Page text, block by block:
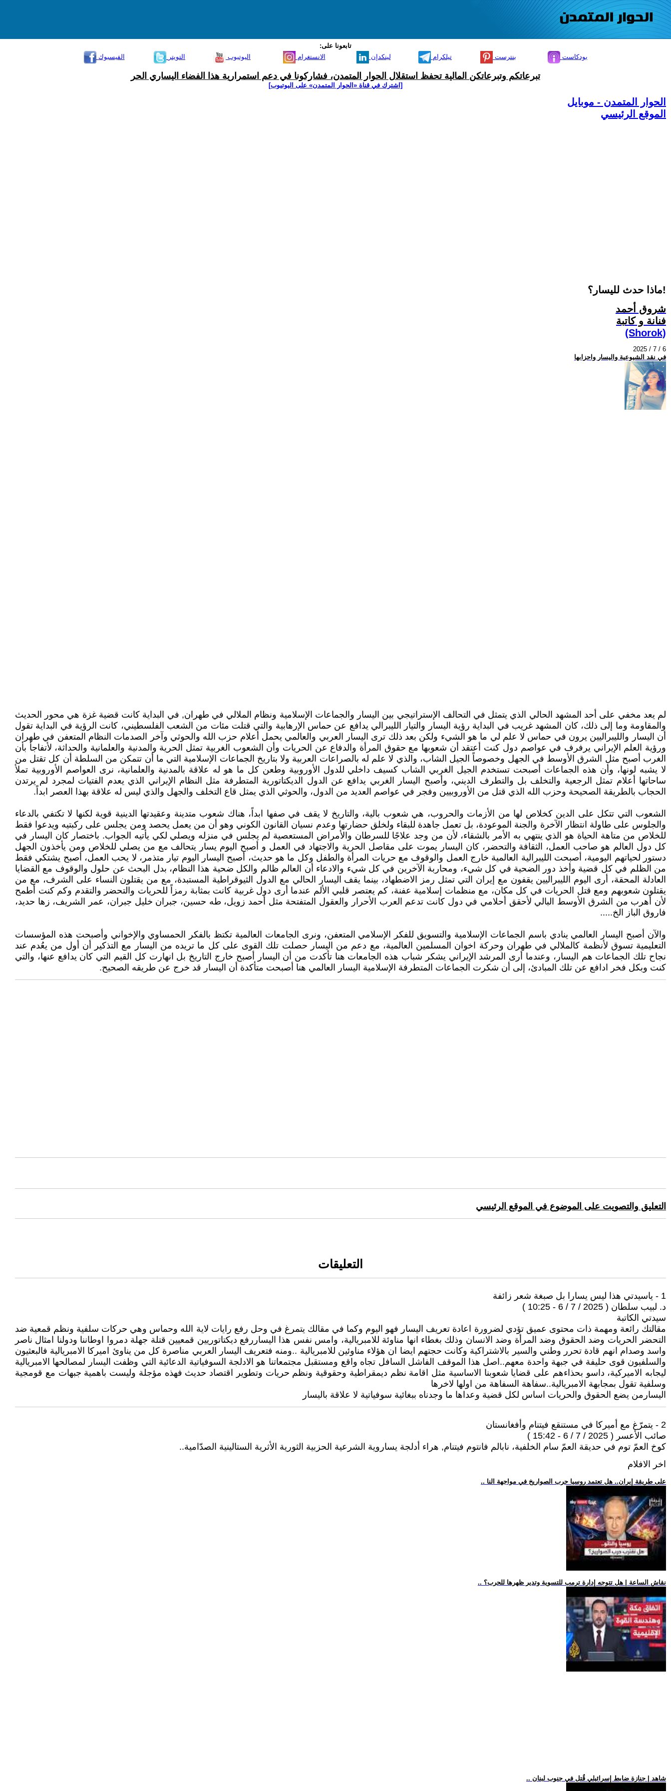
تابعونا على:
الفيسبوك
التويتر اليوتيوب الانستغرام لينكدإن تيلكرام بنترست بودكاست
تبرعاتكم وتبرعاتكن المالية تحفظ استقلال الحوار المتمدن، فشاركونا في دعم استمرارية هذا الفضاء اليساري الحر
[اشترك في قناة ‫«الحوار المتمدن» على اليوتيوب]
الحوار المتمدن - موبايل
الموقع الرئيسي
ماذا حدث لليسار؟!
شروق أحمد
فنانة و كاتبة
(Shorok)
2025 / 7 / 6
في نقد الشيوعية واليسار واحزابها
لم يعد مخفي على أحد المشهد الحالي الذي يتمثل في التحالف الإستراتيجي بين اليسار والجماعات الإسلامية ونظام الملالي في طهران, في البداية كانت قضية غزة هي محور الحديث
والمقاومة وما إلى ذلك، كان المشهد غريب في البداية رؤية اليسار والتيار الليبرالي يدافع عن حماس الإرهابية والتي قتلت مئات من الشعب الفلسطيني، كانت الرؤية في البداية تقول
أن اليسار والليبراليين يرون في حماس لا علم لي ما هو الشيء ولكن بعد ذلك ترى اليسار العربي والعالمي يحمل أعلام حزب الله والحوثي وآخر الصدمات النظام المتعفن في طهران
ورؤية العلم الإيراني يرفرف في عواصم دول كنت أعتقد أن شعوبها مع حقوق المرأة والدفاع عن الحريات وأن الشعوب الغربية تمثل الحرية والمدنية والعلمانية والحداثة، لأتفاجأ بأن
الغرب أصبح مثل الشرق الأوسط في الجهل وخصوصاً الجيل الشاب، والذي لا علم له بالصراعات العربية ولا بتاريخ الجماعات الإسلامية التي ما أن تتمكن من السلطة أن كل تقتل من
لا يشبه لونها، وأن هذه الجماعات أصبحت تستخدم الجيل الغربي الشاب كسيف داخلي للدول الأوروبية وطعن كل ما هو له علاقة بالمدنية والعلمانية، نرى العواصم الأوروبية تملأ
ساحاتها أعلام تمثل الرجعية والتخلف بل والتطرف الديني، وأصبح اليسار الغربي يدافع عن الدول الديكتاتورية المتطرفة مثل النظام الإيراني الذي يعدم الفتيات لمجرد لم يرتدن
الحجاب بالطريقة الصحيحة وحزب الله الذي قتل من الأوروبيين وفجر في عواصم العديد من الدول، والحوثي الذي يمثل قاع التخلف والجهل والذي ليس له علاقة بهذا العصر ابداً.
الشعوب التي تتكل على الدين كخلاص لها من الأزمات والحروب، هي شعوب بالية، والتاريخ لا يقف في صفها ابداً، هناك شعوب متدينة وعقيدتها الدينية قوية لكنها لا تكتفي بالدعاء
والجلوس على طاولة انتظار الآخرة والجنة الموعودة، بل تعمل جاهدة للبقاء ولخلق حضارتها وعدم نسيان القانون الكوني وهو أن من يعمل يحصد ومن يجلس على ركبتيه ويدعوا فقط
للخلاص من متاهة الحياة هو الذي ينتهي به الأمر بالشقاء، لأن من وجد علاجًا للسرطان والأمراض المستعصية لم يجلس في منزله ويصلي لكي يأتيه الجواب. باختصار كان اليسار في
كل دول العالم هو صاحب العمل، الثقافة والتحضر، كان اليسار يموت على مقاصل الحرية والاجتهاد في العمل و أصبح اليوم يسار يتحالف مع من يصلي للخلاص ومن يأخذون الجهل
دستور لحياتهم اليومية، أصبحت الليبرالية العالمية خارج العمل والوقوف مع حريات المرأة والطفل وكل ما هو حديث، أصبح اليسار اليوم تيار متذمر، لا يحب العمل، أصبح يشتكي فقط
من الظلم في كل قضية وأخذ دور الضحية في كل شيء، ومحاربة الآخرين في كل شيء والادعاء أن العالم ظالم والكل ضحية هذا النظام، بدل البحث عن حلول والوقوف مع القضايا
العادلة المحقة، أرى اليوم الليبراليين يقفون مع إيران التي تمثل رمز الاضطهاد، بينما يقف اليسار الحالي مع الدول الثيوقراطية المستبدة، مع من يقتلون النساء على الشرف، مع من
يقتلون شعوبهم ومع قتل الحريات في كل مكان، مع منظمات إسلامية عفنة، كم يعتصر قلبي الألم عندما أرى دول غربية كانت بمثابة رمزاً للحريات والتحضر والتقدم وكم كنت أطمح
لأن أهرب من الشرق الأوسط البالي لأحقق أحلامي في دول كانت تدعم العرب الأحرار والعقول المتفتحة مثل أحمد زويل، طه حسين، جبران خليل جبران، عمر الشريف، زها حديد،
فاروق الباز الخ.....
والآن أصبح اليسار العالمي ينادي باسم الجماعات الإسلامية والتسويق للفكر الإسلامي المتعفن، ونرى الجامعات العالمية تكتظ بالفكر الحمساوي والإخواني وأصبحت هذه المؤسسات
التعليمية تسوق لأنظمة كالملالي في طهران وحركة اخوان المسلمين العالمية، مع دعم من اليسار حصلت تلك القوى على كل ما تريده من اليسار مع التذكير أن أول من يعُدم عند
نجاح تلك الجماعات هم اليسار، وعندما أرى المرشد الإيراني يشكر شباب هذه الجامعات هنا تأكدت من أن اليسار أصبح خارج التاريخ بل انهارت كل القيم التي كان يدافع عنها، والتي
كنت وبكل فخر ادافع عن تلك المبادئ، إلى أن شكرت الجماعات المتطرفة الإسلامية اليسار العالمي هنا أصبحت متأكدة أن اليسار قد خرج عن طريقه الصحيح.
التعليق والتصويت على الموضوع في الموقع الرئيسي
التعليقات
1 - ‏ياسيدتي هذا ليس يسارا بل صبغة شعر زائفة
د. لبيب سلطان ( 2025 / 7 / 6 - 10:25 )
سيدتي الكاتبة
مقالتك رائعة ومهمة ذات محتوى عميق تؤدي لضرورة اعادة تعريف اليسار فهو اليوم وكما في مقالك يتمرغ في وحل رفع رايات لاية الله وحماس وهي حركات سلفية ونظم قمعية ضد
التحضر الحريات وضد الحقوق وضد المرأة وضد الانسان وذلك بغطاء انها مناوئة للامبريالية، وامس نفس هذا اليساررفع ديكتاتوريين قمعيين قتلة جهلة دمروا اوطاننا ودولنا امثال ناصر
واسد وصدام انهم قادة تحرر وطني والسير بالاشتراكية وكانت حجتهم ايضا ان هؤلاء مناوئين للامبريالية ..ومنه فتعريف اليسار العربي مناصرة كل من يناوئ اميركا الامبريالية فالبعثيون
والسلفيون قوى حليفة في جبهة واحدة معهم..اصل هذا الموقف الفاشل السافل تجاه واقع ومستقبل مجتمعاتنا هو الادلجة السوفياتية الدعائية التي وظفت اليسار لمصالحها الامبريالية
ليجابه الاميركية، داسو بحذاءهم على قضايا شعوبنا الاساسية مثل اقامة نظم ديمقراطية وحقوقية ونظم حريات وتطوير اقتصاد حديث فهذه مؤجلة وليست باهمية جبهات مع قومجية
وسلفية تقول بمجابهة الامبريالية..سفاهة السفاهة من اولها لاخرها
اليسارمن يضع الحقوق والحريات اساس لكل قضية وعداها ما وجدناه ببغائية سوفياتية لا علاقة باليسار
2 - يتمرّغ مع أميركا في مستنقع فيتنام وأفغانستان
صائب الأعسر ( 2025 / 7 / 6 - 15:42 )
كوخ العمّ توم في حديقة العمّ سام الخلفية، نابالم فانتوم فيتنام, هراء أدلجة يساروية الشرعية الحزبية الثورية الأثرية الستالينية الصدّامية..
اخر الافلام
.. على طريقة إيران.. هل تعتمد روسيا حرب الصواريخ في مواجهة النا
.. نقاش الساعة | هل تتوجه إدارة ترمب للتسوية وتدير ظهرها للحرب؟
.. شاهد | جنازة ضابط إسرائيلي قُتل في جنوب لبنان